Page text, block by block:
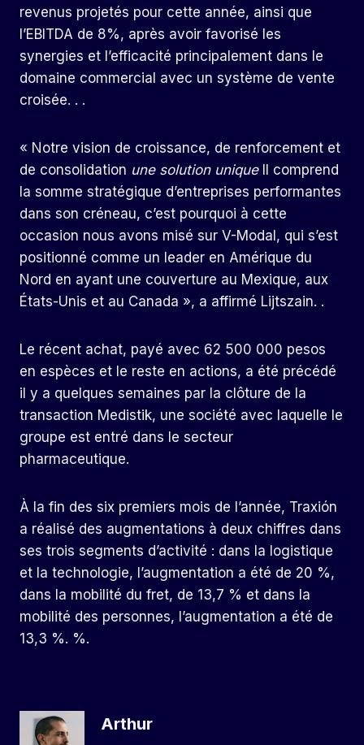
revenus projetés pour cette année, ainsi que
l’EBITDA de 8%, après avoir favorisé les
synergies et l’efficacité principalement dans le
domaine commercial avec un système de vente
croisée. . .
« Notre vision de croissance, de renforcement et
de consolidation une solution uniqueIl comprend
la somme stratégique d’entreprises performantes
dans son créneau, c’est pourquoi à cette
occasion nous avons misé sur V-Modal, qui s’est
positionné comme un leader en Amérique du
Nord en ayant une couverture au Mexique, aux
États-Unis et au Canada », a affirmé Lijtszain. .
Le récent achat, payé avec 62 500 000 pesos
en espèces et le reste en actions, a été précédé
il y a quelques semaines par la clôture de la
transaction Medistik, une société avec laquelle le
groupe est entré dans le secteur
pharmaceutique.
À la fin des six premiers mois de l’année, Traxión
a réalisé des augmentations à deux chiffres dans
ses trois segments d’activité : dans la logistique
et la technologie, l’augmentation a été de 20 %,
dans la mobilité du fret, de 13,7 % et dans la
mobilité des personnes, l’augmentation a été de
13,3 %. %.
Arthur